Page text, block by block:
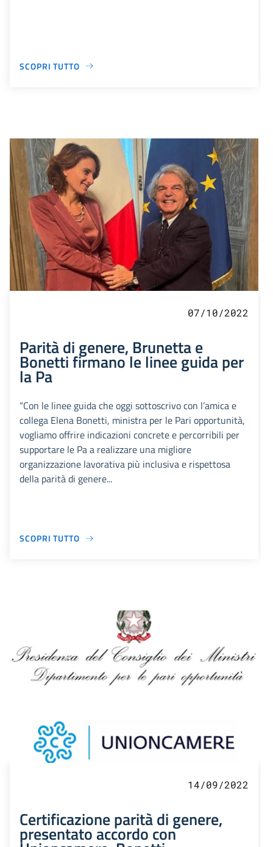
SCOPRI TUTTO
07/10/2022
Parità di genere, Brunetta e
Bonetti firmano le linee guida per
la Pa
“Con le linee guida che oggi sottoscrivo con l’amica e
collega Elena Bonetti, ministra per le Pari opportunità,
vogliamo offrire indicazioni concrete e percorribili per
supportare le Pa a realizzare una migliore
organizzazione lavorativa più inclusiva e rispettosa
della parità di genere...
SCOPRI TUTTO
14/09/2022
Certificazione parità di genere,
presentato accordo con